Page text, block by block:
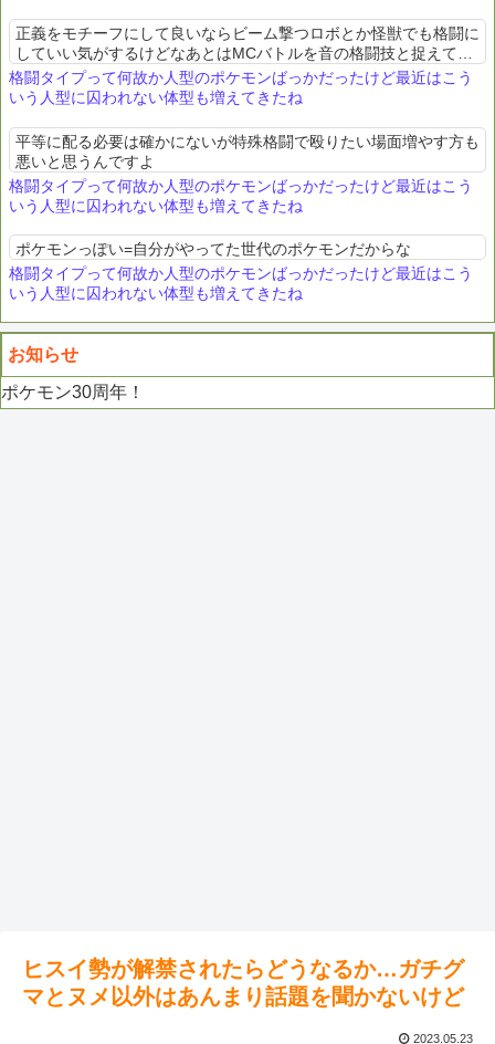
正義をモチーフにして良いならビーム撃つロボとか怪獣でも格闘に
していい気がするけどなあとはMCバトルを音の格闘技と捉えて、
音系のポケモンに格闘付けるとか
格闘タイプって何故か人型のポケモンばっかだったけど最近はこう
いう人型に囚われない体型も増えてきたね
平等に配る必要は確かにないが特殊格闘で殴りたい場面増やす方も
悪いと思うんですよ
格闘タイプって何故か人型のポケモンばっかだったけど最近はこう
いう人型に囚われない体型も増えてきたね
ポケモンっぽい=自分がやってた世代のポケモンだからな
格闘タイプって何故か人型のポケモンばっかだったけど最近はこう
いう人型に囚われない体型も増えてきたね
お知らせ
ポケモン30周年！
ヒスイ勢が解禁されたらどうなるか…ガチグ
マとヌメ以外はあんまり話題を聞かないけど
2023.05.23